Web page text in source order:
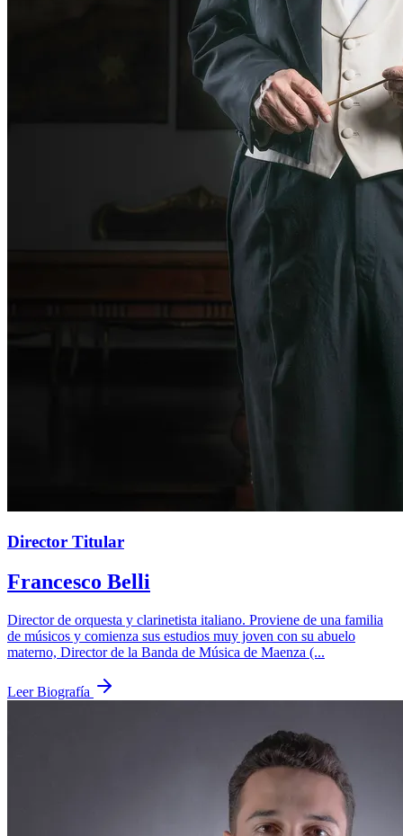
Director Titular
Francesco Belli
Director de orquesta y clarinetista italiano. Proviene de una familia
de músicos y comienza sus estudios muy joven con su abuelo
materno, Director de la Banda de Música de Maenza (...
Leer Biografía